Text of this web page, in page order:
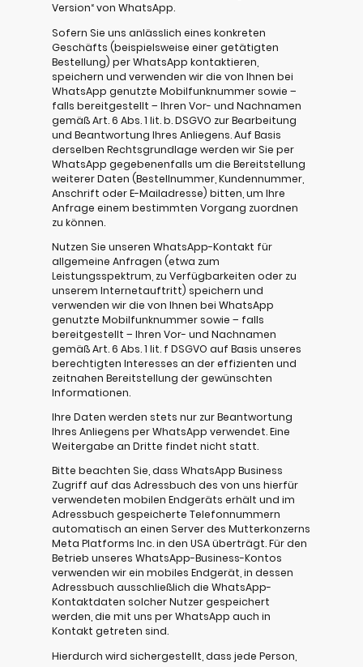
Version“ von WhatsApp.
Sofern Sie uns anlässlich eines konkreten
Geschäfts (beispielsweise einer getätigten
Bestellung) per WhatsApp kontaktieren,
speichern und verwenden wir die von Ihnen bei
WhatsApp genutzte Mobilfunknummer sowie –
falls bereitgestellt – Ihren Vor- und Nachnamen
gemäß Art. 6 Abs. 1 lit. b. DSGVO zur Bearbeitung
und Beantwortung Ihres Anliegens. Auf Basis
derselben Rechtsgrundlage werden wir Sie per
WhatsApp gegebenenfalls um die Bereitstellung
weiterer Daten (Bestellnummer, Kundennummer,
Anschrift oder E-Mailadresse) bitten, um Ihre
Anfrage einem bestimmten Vorgang zuordnen
zu können.
Nutzen Sie unseren WhatsApp-Kontakt für
allgemeine Anfragen (etwa zum
Leistungsspektrum, zu Verfügbarkeiten oder zu
unserem Internetauftritt) speichern und
verwenden wir die von Ihnen bei WhatsApp
genutzte Mobilfunknummer sowie – falls
bereitgestellt – Ihren Vor- und Nachnamen
gemäß Art. 6 Abs. 1 lit. f DSGVO auf Basis unseres
berechtigten Interesses an der effizienten und
zeitnahen Bereitstellung der gewünschten
Informationen.
Ihre Daten werden stets nur zur Beantwortung
Ihres Anliegens per WhatsApp verwendet. Eine
Weitergabe an Dritte findet nicht statt.
Bitte beachten Sie, dass WhatsApp Business
Zugriff auf das Adressbuch des von uns hierfür
verwendeten mobilen Endgeräts erhält und im
Adressbuch gespeicherte Telefonnummern
automatisch an einen Server des Mutterkonzerns
Meta Platforms Inc. in den USA überträgt. Für den
Betrieb unseres WhatsApp-Business-Kontos
verwenden wir ein mobiles Endgerät, in dessen
Adressbuch ausschließlich die WhatsApp-
Kontaktdaten solcher Nutzer gespeichert
werden, die mit uns per WhatsApp auch in
Kontakt getreten sind.
Hierdurch wird sichergestellt, dass jede Person,